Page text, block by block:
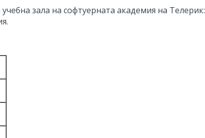
учебна зала на софтуерната академия на Телерик: